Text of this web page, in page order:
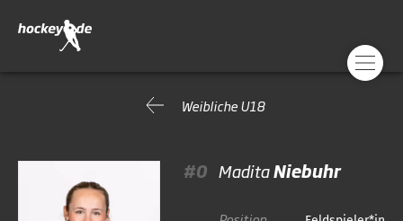
Weibliche U18
#0 MaditaNiebuhr